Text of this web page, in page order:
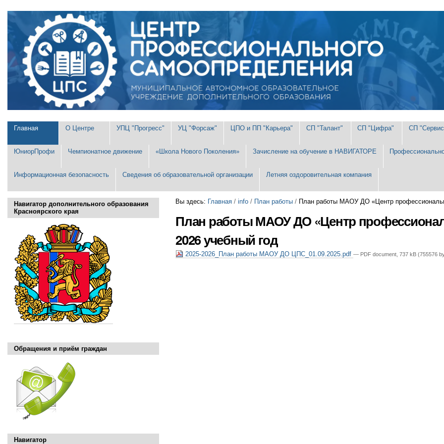
к
содержимому.
Перейти
к
навигации
инструменты
Разделы
Главная О Центре УПЦ "Прогресс" УЦ "Форсаж" ЦПО и ПП "Карьера" СП "Талант" СП "Цифра" СП
ЮниорПрофи Чемпионатное движение «Школа Нового Поколения» Зачисление на обучение в НАВИГАТОРЕ
Информационная безопасность Сведения об образовательной организации Летняя оздоровительная компания
Вы здесь: Главная /info / План работы / План работы МАОУ ДО «Центр
План работы МАОУ ДО «Центр
2026 учебный год
2025-2026_План работы МАОУ ДО ЦПС_01.09.2025.pdf— PDF document, 737 kB (755576
Навигатор дополнительного образования
Красноярского края
Обращения и приём граждан
Навигатор